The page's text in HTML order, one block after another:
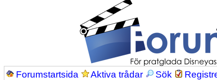
Forumstartsida Aktiva trådar Sök